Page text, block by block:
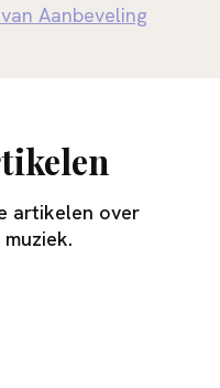
Aanbeveling
artikelen over